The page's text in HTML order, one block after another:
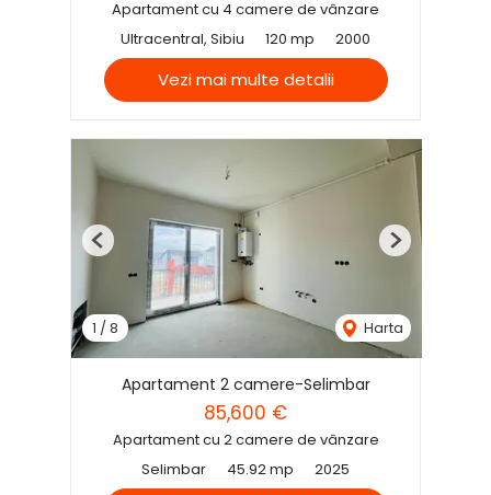
Apartament cu 4 camere de vânzare
Ultracentral, Sibiu
120 mp 2000
Vezi mai multe detalii
1 /8 Harta
Previous Next
Apartament 2 camere-Selimbar
85,600 €
Apartament cu 2 camere de vânzare
Selimbar
45.92 mp 2025